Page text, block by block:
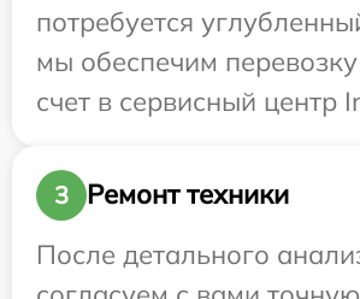
потребуется
мы обеспечим
счет в сервисный центр
3
Ремонт техники
После детального